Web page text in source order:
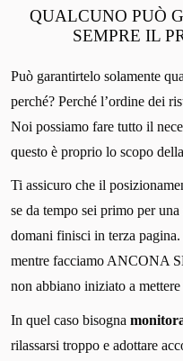
QUALCUNO PUÒ
SEMPRE IL
Può garantirtelo solamente
perché? Perché l’ordine dei
Noi possiamo fare tutto il
questo è proprio lo scopo
Ti assicuro che il
se da tempo sei primo per
domani finisci in terza
mentre facciamo ANCONA
non abbiano iniziato a
In quel caso bisogna
rilassarsi troppo e adottare